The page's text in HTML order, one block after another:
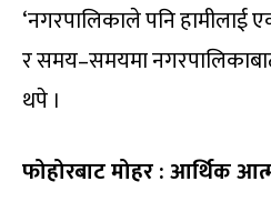
‘नगरपालिकाले पनि
र समय–समयमा
थपे ।
फोहोरबाट मोहर : आर्थिक